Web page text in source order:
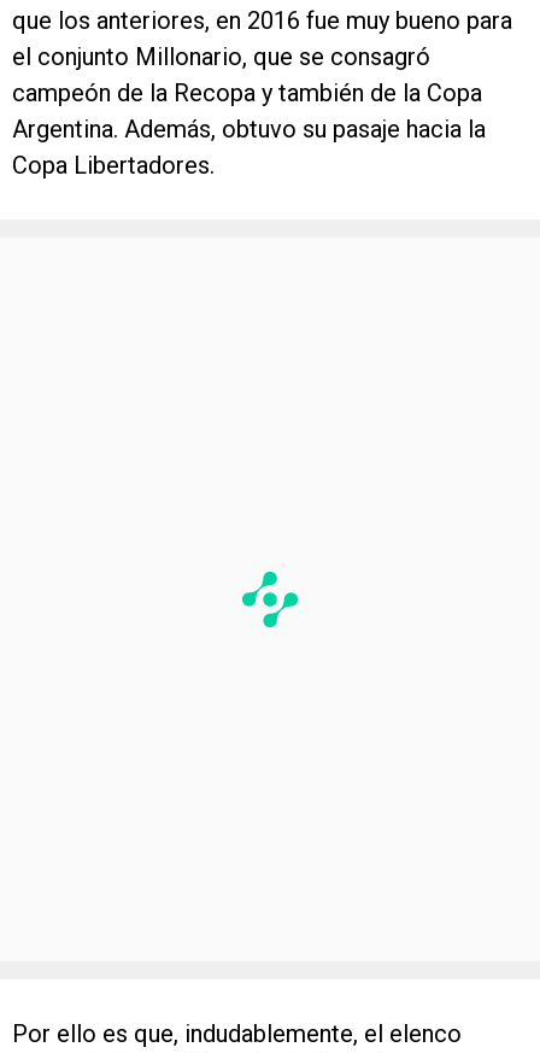
que los anteriores, en 2016 fue muy bueno para
el conjunto Millonario, que se consagró
campeón de la Recopa y también de la Copa
Argentina. Además, obtuvo su pasaje hacia la
Copa Libertadores.
Por ello es que, indudablemente, el elenco